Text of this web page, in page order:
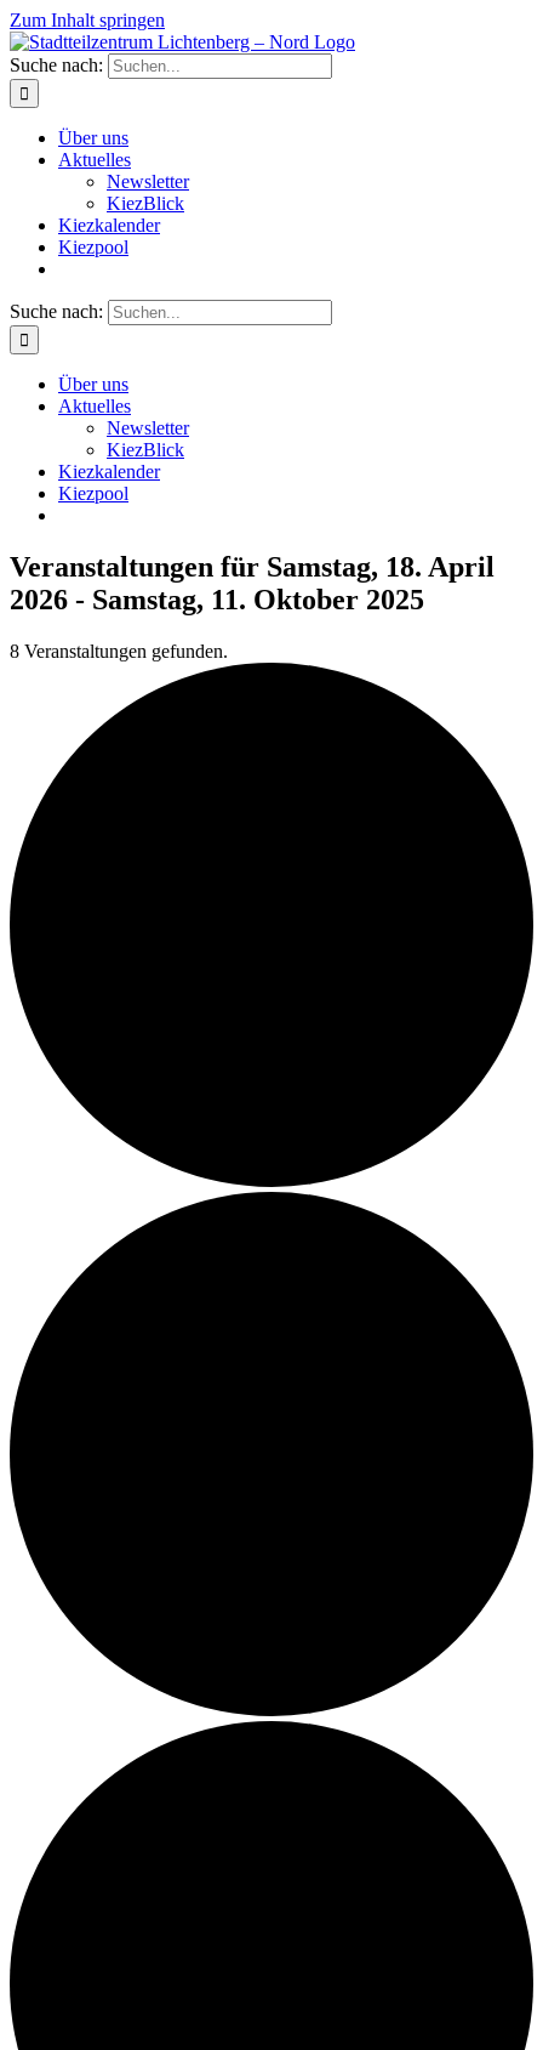
Zum Inhalt springen
Suche nach:
Über uns
Aktuelles
Newsletter
KiezBlick
Kiezkalender
Kiezpool
Suche nach:
Über uns
Aktuelles
Newsletter
KiezBlick
Kiezkalender
Kiezpool
Veranstaltungen für Samstag, 18. April
2026 - Samstag, 11. Oktober 2025
8 Veranstaltungen gefunden.